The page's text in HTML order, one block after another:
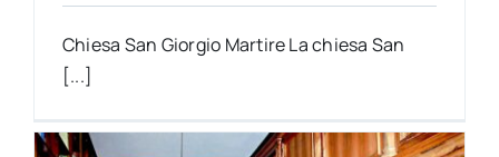
Chiesa San Giorgio Martire La chiesa San
[...]